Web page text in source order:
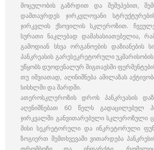
მოცულობის გაზრდით და შეშუპებით,
დამთავრდეს ჯირკვლოვანი
ჯირკვლის ქსოვილის სკლეროზით.
სურათი ნაკლებად დამახასიათებელია,
გამოდიან სხვა ორგანოების დაზიანების
პანკრეასის გარესეკრეტორული
უწყობს დუოდენალურ შიგთავსში
თუ იშვიათად, აღინიშნება ამილაზას
სისხლში და შარდში.
ათეროსკლეროზის დროს პანკრეასის
აღენიშნებათ 60 წელს გადაცილებულ
ჯირკვალში განვითარებული სკლეროზული
მისი სეკრეტორული და ინკრეტორული
ზოგიერთ შემთხვევაში ვითარდება